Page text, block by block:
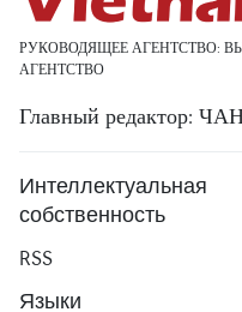
РУКОВОДЯЩЕЕ АГЕНТСТВО:
АГЕНТСТВО
Главный редактор:
Интеллектуальная
собственность
RSS
Языки